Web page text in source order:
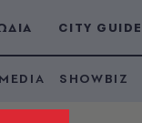
CITY GUIDE
SHOWBIZ